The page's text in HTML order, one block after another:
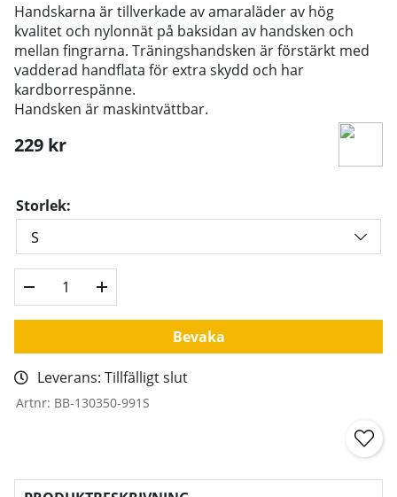
Handskarna är tillverkade av amaraläder av hög
kvalitet och nylonnät på baksidan av handsken och
mellan fingrarna. Träningshandsken är förstärkt med
vadderad handflata för extra skydd och har
kardborrespänne.
Handsken är maskintvättbar.
229 kr
Storlek:
Bevaka
Leverans: Tillfälligt slut
Artnr: BB-130350-991S